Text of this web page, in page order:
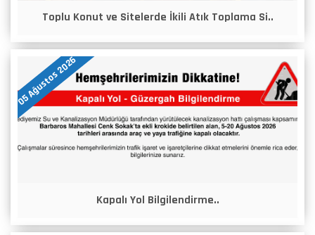
Toplu Konut ve Sitelerde İkili Atık Toplama Si..
05 Ağustos 2026
Kapalı Yol Bilgilendirme..